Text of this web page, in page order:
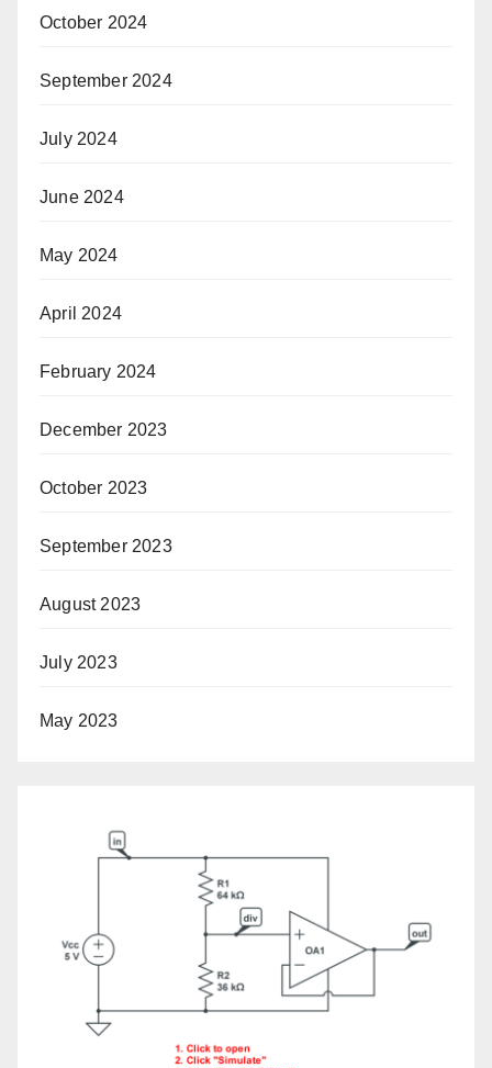
October 2024
September 2024
July 2024
June 2024
May 2024
April 2024
February 2024
December 2023
October 2023
September 2023
August 2023
July 2023
May 2023